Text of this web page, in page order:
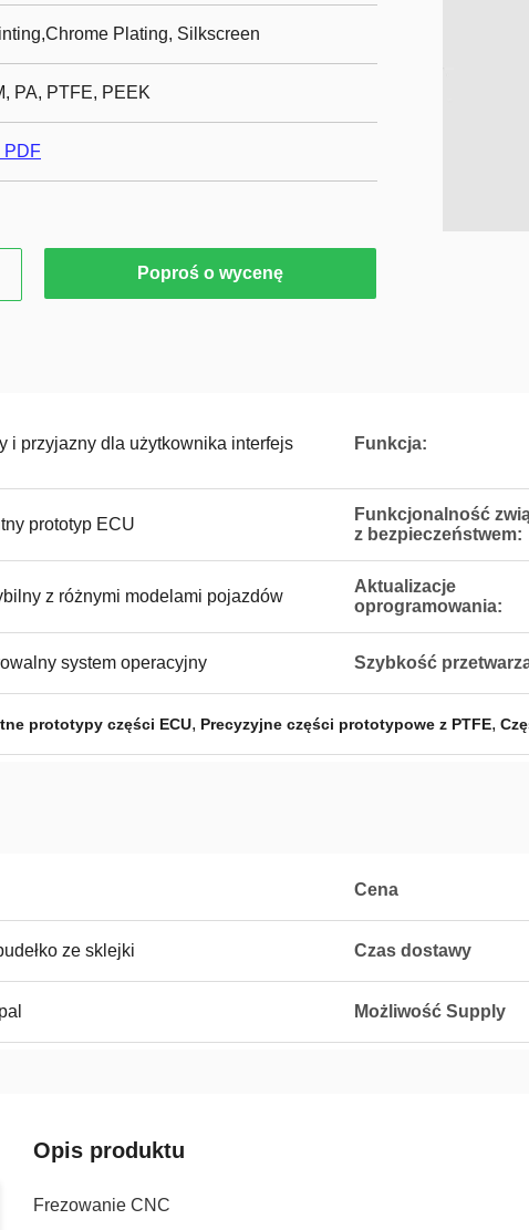
Plating, Silkscreen
PA, PTFE, PEEK
PDF
Poproś o wycenę
i przyjazny dla użytkownika interfejs Funkcja:
prototyp ECU
Funkcjonalność
z bezpieczeństwem:
z różnymi modelami pojazdów
Aktualizacje
oprogramowania:
system operacyjny Szybkość
prototypy części ECU, Precyzyjne części prototypowe z PTFE,
Cena
ze sklejki Czas dostawy
Możliwość Supply
Opis produktu
Frezowanie CNC